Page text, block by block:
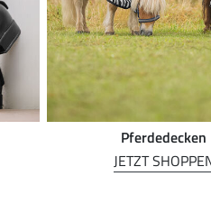
Pferdedecken
JETZT